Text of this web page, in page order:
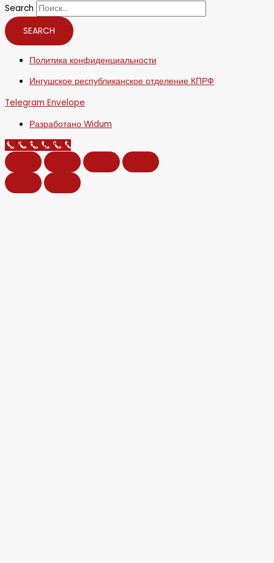
Search
SEARCH
Политика конфиденциальности
Ингушское республиканское отделение КПРФ
Telegram Envelope
Разработано Widum
Call Now Button